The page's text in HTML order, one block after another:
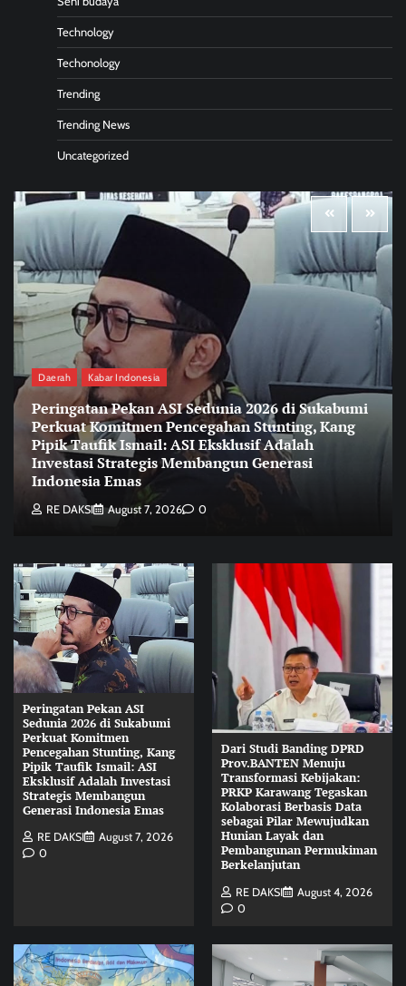
Technology
Techonology
Trending
Trending News
Uncategorized
Daerah Kabar Indonesia
Peringatan Pekan ASI Sedunia 2026 di Sukabumi
Perkuat Komitmen Pencegahan Stunting, Kang
Pipik Taufik Ismail: ASI Eksklusif Adalah
Investasi Strategis Membangun Generasi
Indonesia Emas
RE DAKSI August 7, 2026 0
Peringatan Pekan ASI
Sedunia 2026 di Sukabumi
Perkuat Komitmen
Pencegahan Stunting, Kang
Pipik Taufik Ismail: ASI
Eksklusif Adalah Investasi
Strategis Membangun
Generasi Indonesia Emas
RE DAKSI
August 7, 2026
0
Dari Studi Banding DPRD
Prov.BANTEN Menuju
Transformasi Kebijakan:
PRKP Karawang Tegaskan
Kolaborasi Berbasis Data
sebagai Pilar Mewujudkan
Hunian Layak dan
Pembangunan Permukiman
Berkelanjutan
RE DAKSI
August 4, 2026
0